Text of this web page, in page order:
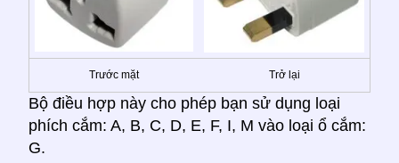
Trước mặt Trở lại
Bộ điều hợp này cho phép bạn sử dụng loại
phích cắm: A, B, C, D, E, F, I, M vào loại ổ cắm:
G.